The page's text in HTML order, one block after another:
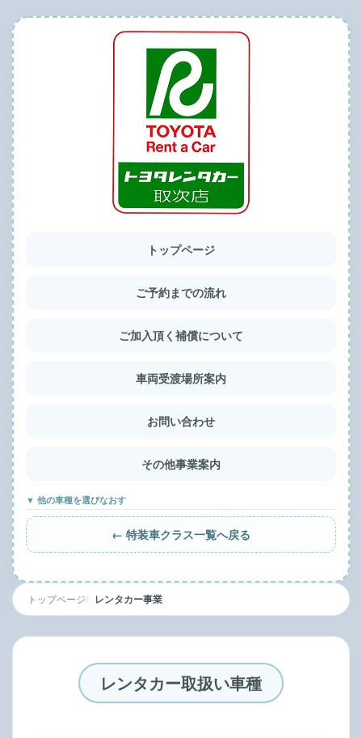
トップページ
ご予約までの流れ
ご加入頂く補償について
車両受渡場所案内
お問い合わせ
その他事業案内
▼ 他の車種を選びなおす
← 特装車クラス一覧へ戻る
トップページ レンタカー事業
レンタカー取扱い車種